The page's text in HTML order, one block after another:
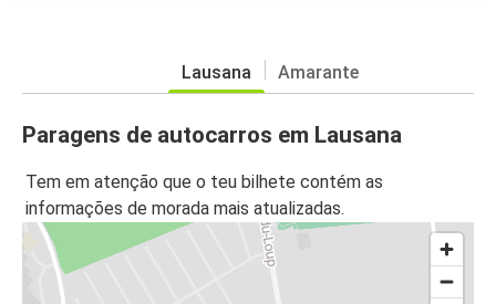
Lausana Amarante
Paragens de autocarros em Lausana
Tem em atenção que o teu bilhete contém as
informações de morada mais atualizadas.